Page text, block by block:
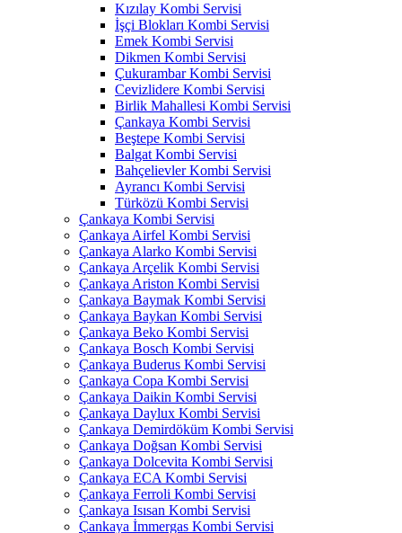
Kızılay Kombi Servisi
İşçi Blokları Kombi Servisi
Emek Kombi Servisi
Dikmen Kombi Servisi
Çukurambar Kombi Servisi
Cevizlidere Kombi Servisi
Birlik Mahallesi Kombi Servisi
Çankaya Kombi Servisi
Beştepe Kombi Servisi
Balgat Kombi Servisi
Bahçelievler Kombi Servisi
Ayrancı Kombi Servisi
Türközü Kombi Servisi
Çankaya Kombi Servisi
Çankaya Airfel Kombi Servisi
Çankaya Alarko Kombi Servisi
Çankaya Arçelik Kombi Servisi
Çankaya Ariston Kombi Servisi
Çankaya Baymak Kombi Servisi
Çankaya Baykan Kombi Servisi
Çankaya Beko Kombi Servisi
Çankaya Bosch Kombi Servisi
Çankaya Buderus Kombi Servisi
Çankaya Copa Kombi Servisi
Çankaya Daikin Kombi Servisi
Çankaya Daylux Kombi Servisi
Çankaya Demirdöküm Kombi Servisi
Çankaya Doğsan Kombi Servisi
Çankaya Dolcevita Kombi Servisi
Çankaya ECA Kombi Servisi
Çankaya Ferroli Kombi Servisi
Çankaya Isısan Kombi Servisi
Çankaya İmmergas Kombi Servisi